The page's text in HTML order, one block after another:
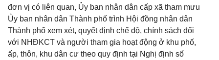
đơn vị có liên quan, Ủy ban nhân dân cấp xã tham mưu
Ủy ban nhân dân Thành phố trình Hội đồng nhân dân
Thành phố xem xét, quyết định chế độ, chính sách đối
với NHĐKCT và người tham gia hoạt động ở khu phố,
ấp, thôn, khu dân cư theo quy định tại Nghị định số